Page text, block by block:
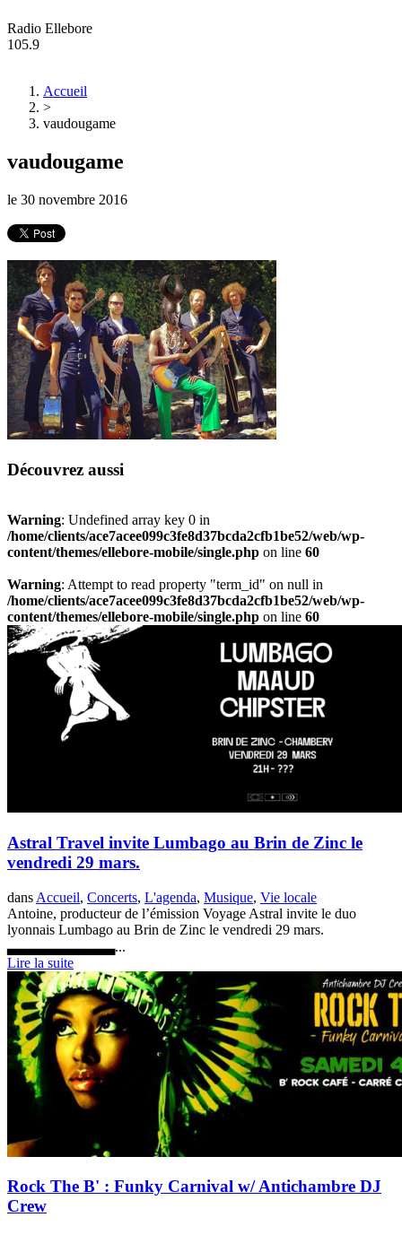
Radio Ellebore
105.9
Accueil
>
vaudougame
vaudougame
le 30 novembre 2016
Découvrez aussi
Warning: Undefined array key 0 in
/home/clients/ace7acee099c3fe8d37bcda2cfb1be52/web/wp-
content/themes/ellebore-mobile/single.php on line 60
Warning: Attempt to read property "term_id" on null in
/home/clients/ace7acee099c3fe8d37bcda2cfb1be52/web/wp-
content/themes/ellebore-mobile/single.php on line 60
Astral Travel invite Lumbago au Brin de Zinc le
vendredi 29 mars.
dans Accueil, Concerts, L'agenda, Musique, Vie locale
Antoine, producteur de l’émission Voyage Astral invite le duo
lyonnais Lumbago au Brin de Zinc le vendredi 29 mars.
▃▃▃▃▃▃▃▃▃▃...
Lire la suite
Rock The B' : Funky Carnival w/ Antichambre DJ
Crew